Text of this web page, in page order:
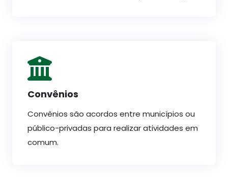
Convênios
Convênios são acordos entre municípios ou
público-privadas para realizar atividades em
comum.